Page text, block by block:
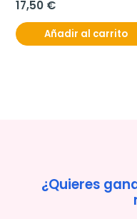
17,50 €
Añadir al carrito
¿Quieres